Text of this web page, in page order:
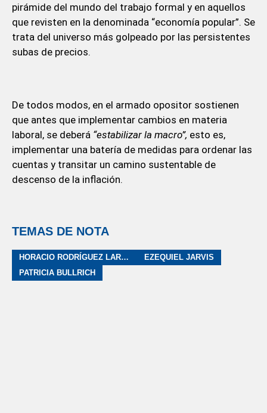
pirámide del mundo del trabajo formal y en aquellos
que revisten en la denominada “economía popular”. Se
trata del universo más golpeado por las persistentes
subas de precios.
De todos modos, en el armado opositor sostienen
que antes que implementar cambios en materia
laboral, se deberá “estabilizar la macro”, esto es,
implementar una batería de medidas para ordenar las
cuentas y transitar un camino sustentable de
descenso de la inflación.
TEMAS DE NOTA
HORACIO RODRÍGUEZ LARRETA
EZEQUIEL JARVIS
PATRICIA BULLRICH